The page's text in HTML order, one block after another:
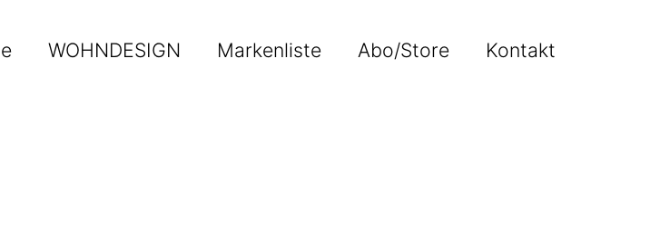
WOHNDESIGN Markenliste Abo/Store Kontakt